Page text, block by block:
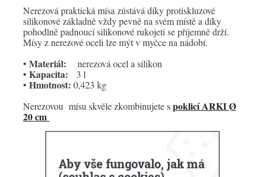
Nerezová praktická mísa zústává díky protiskluzové
silikonové základně vždy pevně na svém místě a díky
pohodlně padnoucí silikonové rukojeti se příjemně drží.
Mísy z nerezové oceli lze mýt v myčce na nádobí.
• Materiál: nerezová ocel a silikon
• Kapacita: 3 l
• Hmotnost: 0,423 kg
Nerezovou mísu skvěle zkombinujete spoklicí ARKIØ
20 cm
Aby vše fungovalo, jak má